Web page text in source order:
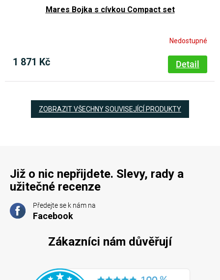
Mares Bojka s cívkou Compact set
Nedostupné
1 871 Kč Detail
ZOBRAZIT VŠECHNY SOUVISEJÍCÍ PRODUKTY
Již o nic nepřijdete. Slevy, rady a
užitečné recenze
Předejte se k nám na
Facebook
Zákazníci nám důvěřují